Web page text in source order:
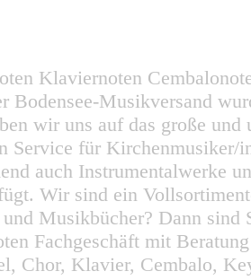
Klaviernoten
Bodensee-Musikversand
wir uns auf das große
Service für
auch Instrumentalwerke
Wir sind ein
und Musikbücher? Dann
Fachgeschäft mit
Chor, Klavier, Cembalo,